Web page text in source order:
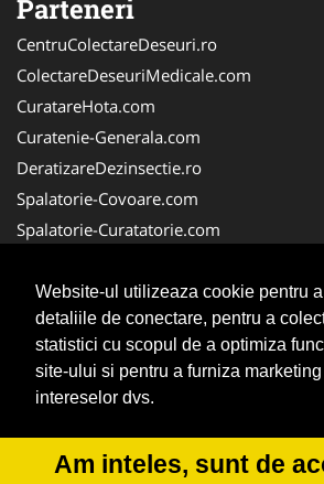
Website-ul utilizeaza cookie pentru
detaliile de conectare, pentru a
statistici cu scopul de a optimiza
site-ului si pentru a furniza
intereselor dvs.
Am inteles, sunt de
Parteneri
CentruColectareDeseuri.ro
ColectareDeseuriMedicale.com
CuratareHota.com
Curatenie-Generala.com
DeratizareDezinsectie.ro
Spalatorie-Covoare.com
Spalatorie-Curatatorie.com
FirmaDeratizare.ro
Service-Reparatii.com
Servicii-DDD.com
ServiciiAlpinism.ro
© 2014-2026 Powered byVilonMedia&